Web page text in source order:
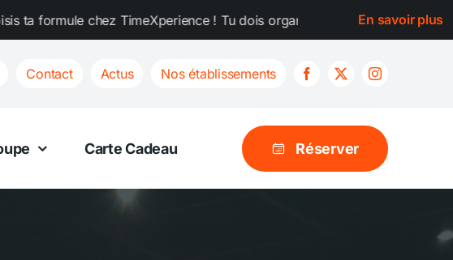
! Tu dois organiser un EVG ou un EVJF ? Choisis ta formule chez
En savoir plus
Contact Actus Nos établissements
Carte Cadeau Réserver